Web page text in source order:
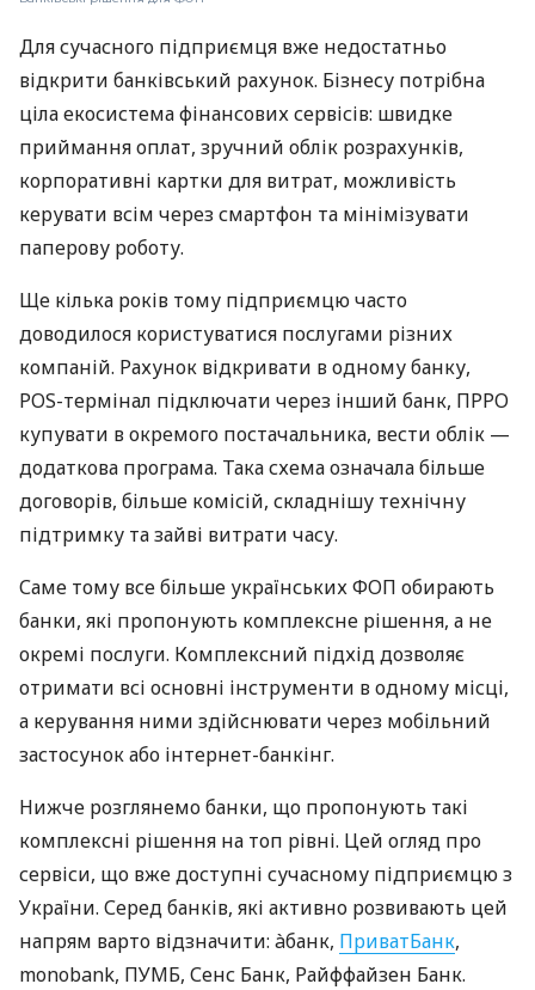
Для сучасного підприємця вже недостатньо
відкрити банківський рахунок. Бізнесу потрібна
ціла екосистема фінансових сервісів: швидке
приймання оплат, зручний облік розрахунків,
корпоративні картки для витрат, можливість
керувати всім через смартфон та мінімізувати
паперову роботу.
Ще кілька років тому підприємцю часто
доводилося користуватися послугами різних
компаній. Рахунок відкривати в одному банку,
POS-термінал підключати через інший банк, ПРРО
купувати в окремого постачальника, вести облік —
додаткова програма. Така схема означала більше
договорів, більше комісій, складнішу технічну
підтримку та зайві витрати часу.
Саме тому все більше українських ФОП обирають
банки, які пропонують комплексне рішення, а не
окремі послуги. Комплексний підхід дозволяє
отримати всі основні інструменти в одному місці,
а керування ними здійснювати через мобільний
застосунок або інтернет-банкінг.
Нижче розглянемо банки, що пропонують такі
комплексні рішення на топ рівні. Цей огляд про
сервіси, що вже доступні сучасному підприємцю з
України. Серед банків, які активно розвивають цей
напрям варто відзначити: àбанк, ПриватБанк,
monobank, ПУМБ, Сенс Банк, Райффайзен Банк.